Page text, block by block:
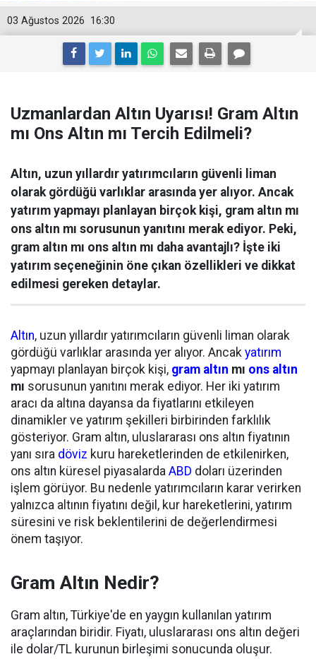
16:30
03 Ağustos 2026
Uzmanlardan Altın Uyarısı! Gram Altın
mı Ons Altın mı Tercih Edilmeli?
Altın, uzun yıllardır yatırımcıların güvenli liman
olarak gördüğü varlıklar arasında yer alıyor. Ancak
yatırım yapmayı planlayan birçok kişi, gram altın mı
ons altın mı sorusunun yanıtını merak ediyor. Peki,
gram altın mı ons altın mı daha avantajlı? İşte iki
yatırım seçeneğinin öne çıkan özellikleri ve dikkat
edilmesi gereken detaylar.
Altın, uzun yıllardır yatırımcıların güvenli liman olarak
gördüğü varlıklar arasında yer alıyor. Ancak yatırım
yapmayı planlayan birçok kişi, gram altın mı ons altın
mı sorusunun yanıtını merak ediyor. Her iki yatırım
aracı da altına dayansa da fiyatlarını etkileyen
dinamikler ve yatırım şekilleri birbirinden farklılık
gösteriyor. Gram altın, uluslararası ons altın fiyatının
yanı sıra döviz kuru hareketlerinden de etkilenirken,
ons altın küresel piyasalarda ABD doları üzerinden
işlem görüyor. Bu nedenle yatırımcıların karar verirken
yalnızca altının fiyatını değil, kur hareketlerini, yatırım
süresini ve risk beklentilerini de değerlendirmesi
önem taşıyor.
Gram Altın Nedir?
Gram altın, Türkiye'de en yaygın kullanılan yatırım
araçlarından biridir. Fiyatı, uluslararası ons altın değeri
ile dolar/TL kurunun birleşimi sonucunda oluşur.